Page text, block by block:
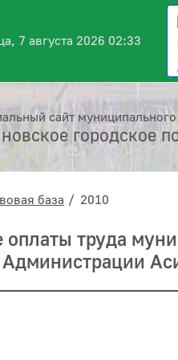
7 августа 2026 02:33
сайт
городское
база 2010
оплаты труда